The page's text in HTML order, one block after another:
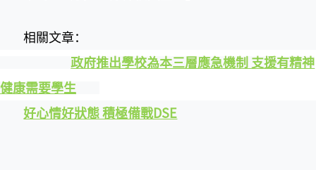
相關文章：
政府推出學校為本三層應急機制 支援有精神
健康需要學生
好心情好狀態 積極備戰DSE‍